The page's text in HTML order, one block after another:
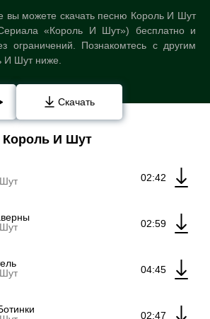
вы можете скачать песню Король И Шут
«Король И Шут») бесплатно и
ограничений. Познакомтесь с другим
И Шут ниже.
Скачать
Король И Шут
02:42
02:59
04:45
02:47